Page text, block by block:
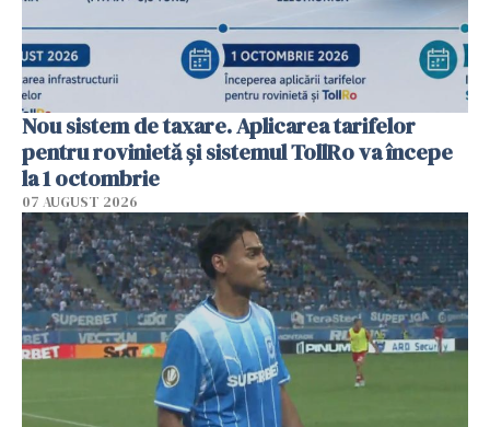
Nou sistem de taxare. Aplicarea tarifelor
pentru rovinietă şi sistemul TollRo va începe
la 1 octombrie
07 AUGUST 2026